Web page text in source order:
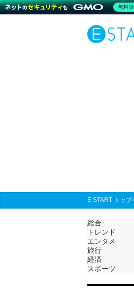
E START トップ
総合
トレンド
エンタメ
旅行
経済
スポーツ
無料